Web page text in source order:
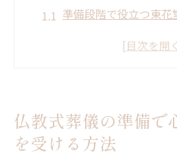
準備段階で役立つ東
仏教式葬儀に安心をも
八王子市で選ばれる理
東花堂 お葬式なら実
仏教式葬儀の準備で
を受ける方法